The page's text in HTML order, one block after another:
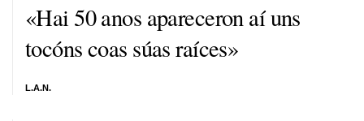
«Hai 50 anos apareceron aí uns
tocóns coas súas raíces»
L.A.N.